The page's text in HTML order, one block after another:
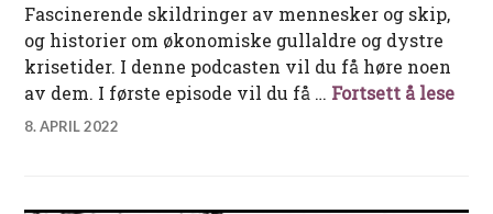
Fascinerende skildringer av mennesker og skip,
og historier om økonomiske gullaldre og dystre
krisetider. I denne podcasten vil du få høre noen
av dem. I første episode vil du få … Fortsett å leseD/S
8. APRIL 2022